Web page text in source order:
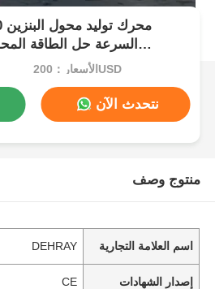
السرعة حل الطاقة
الأسعار：200USD
نتحدث الآن
منتوج وصف
اسم العلامة التجارية DEHRAY
إصدار الشهادات CE